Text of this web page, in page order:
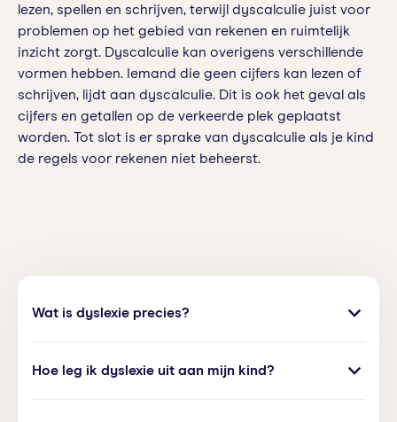
lezen, spellen en schrijven, terwijl dyscalculie juist voor
problemen op het gebied van rekenen en ruimtelijk
inzicht zorgt. Dyscalculie kan overigens verschillende
vormen hebben. Iemand die geen cijfers kan lezen of
schrijven, lijdt aan dyscalculie. Dit is ook het geval als
cijfers en getallen op de verkeerde plek geplaatst
worden. Tot slot is er sprake van dyscalculie als je kind
de regels voor rekenen niet beheerst.
Wat is dyslexie precies?
kind moeite heeft met snel en nauwkeurig lezen en
Hoe leg ik dyslexie uit aan mijn kind?